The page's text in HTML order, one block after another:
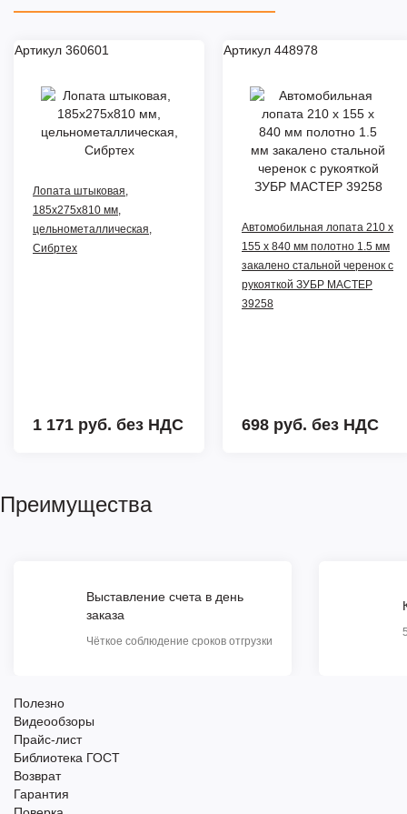
Артикул 360601
Лопата штыковая,
185х275х810 мм,
цельнометаллическая,
Сибртех
1 171 руб. без НДС
Артикул 448978
Автомобильная лопата 210 х
155 х 840 мм полотно 1.5 мм
закалено стальной черенок с
рукояткой ЗУБР МАСТЕР
39258
698 руб. без НДС
Преимущества
Выставление счета в день
заказа
Чёткое соблюдение сроков отгрузки
Полезно
Видеообзоры
Прайс-лист
Библиотека ГОСТ
Возврат
Гарантия